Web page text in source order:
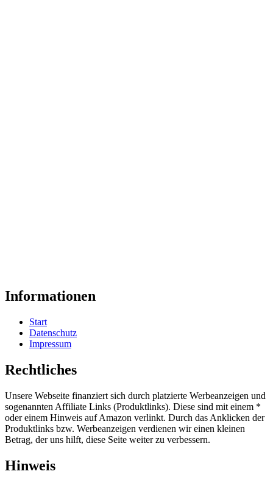
Informationen
Start
Datenschutz
Impressum
Rechtliches
Unsere Webseite finanziert sich durch platzierte Werbeanzeigen und
sogenannten Affiliate Links (Produktlinks). Diese sind mit einem *
oder einem Hinweis auf Amazon verlinkt. Durch das Anklicken der
Produktlinks bzw. Werbeanzeigen verdienen wir einen kleinen
Betrag, der uns hilft, diese Seite weiter zu verbessern.
Hinweis